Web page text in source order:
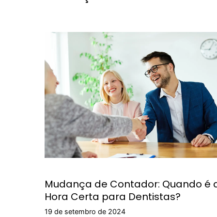
Mudança de Contador: Quando é
Hora Certa para Dentistas?
19 de setembro de 2024